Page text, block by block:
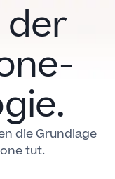
der
die Grundlage
tut.